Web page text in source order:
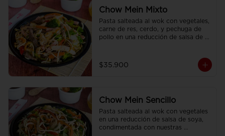
Chow Mein Mixto
Pasta salteada al wok con vegetales,
carne de res, cerdo, y pechuga de
pollo en una reducción de salsa de
$35.900
Chow Mein Sencillo
Pasta salteada al wok con vegetales
en una reducción de salsa de soya,
condimentada con nuestras